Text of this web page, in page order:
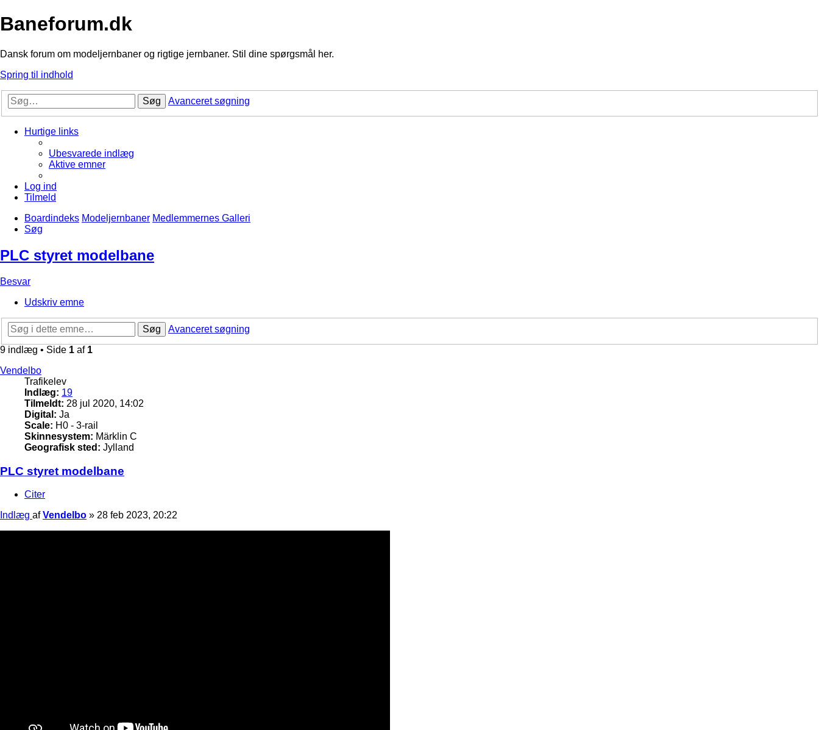
Baneforum.dk
Dansk forum om modeljernbaner og rigtige jernbaner. Stil dine spørgsmål her.
Spring til indhold
Søg Avanceret søgning
Hurtige links
Ubesvarede indlæg
Aktive emner
Log ind
Tilmeld
Boardindeks Modeljernbaner Medlemmernes Galleri
Søg
PLC styret modelbane
Besvar
Udskriv emne
Søg
Avanceret søgning
9 indlæg • Side 1 af 1
Vendelbo
Trafikelev
Indlæg: 19
Tilmeldt: 28 jul 2020, 14:02
Digital: Ja
Scale: H0 - 3-rail
Skinnesystem: Märklin C
Geografisk sted: Jylland
PLC styret modelbane
Citer
Indlæg afVendelbo » 28 feb 2023, 20:22